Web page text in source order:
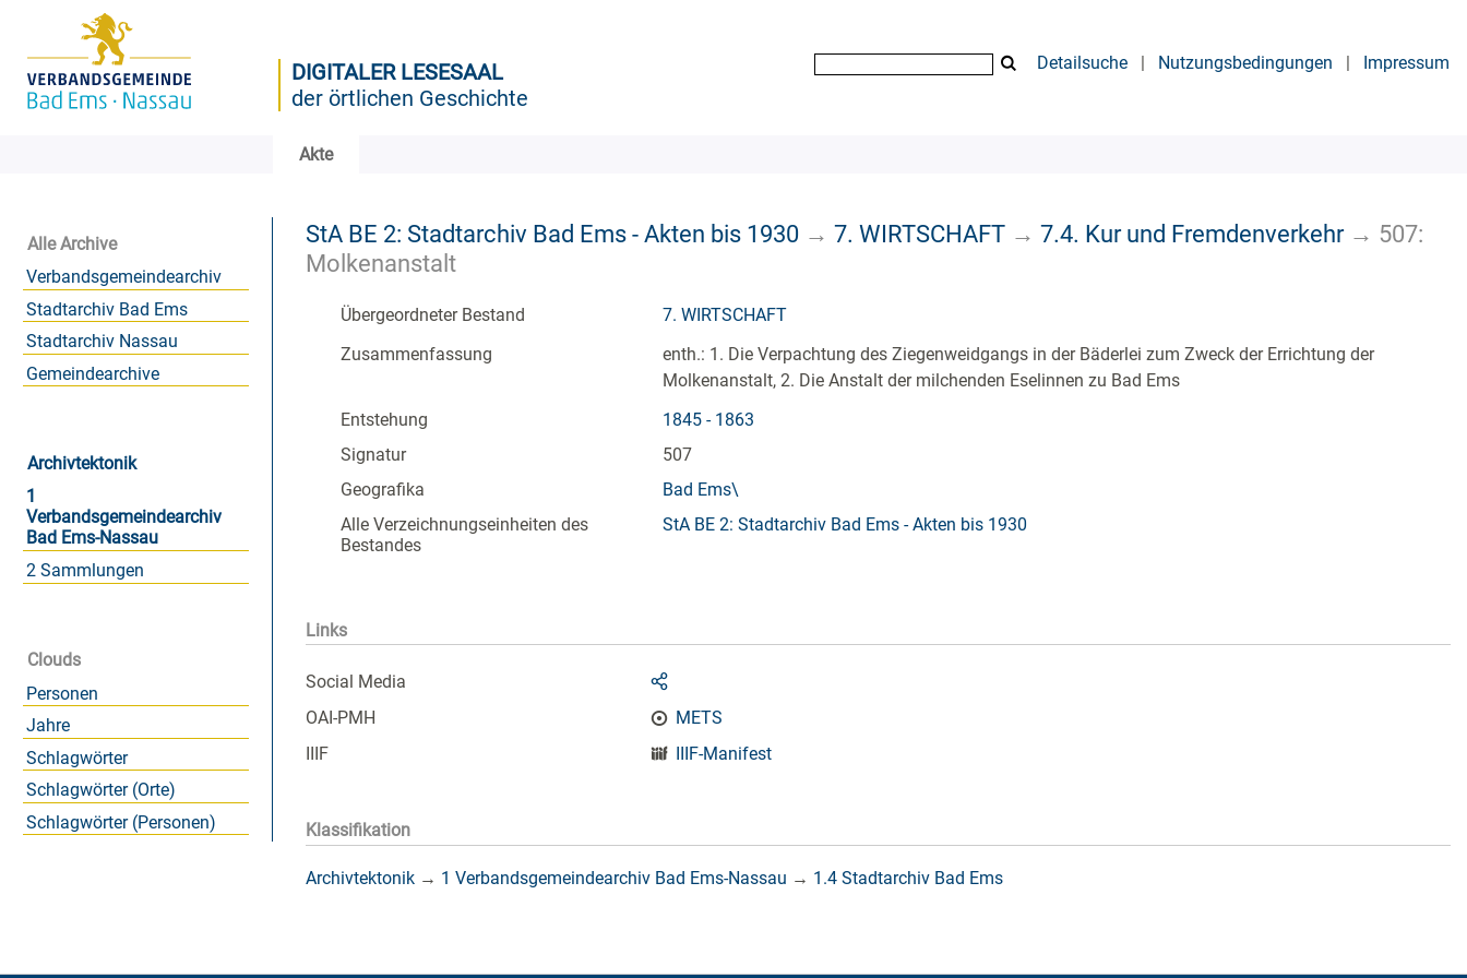
DIGITALER LESESAAL
der örtlichen Geschichte
Detailsuche | Nutzungsbedingungen | Impressum
Akte
Alle Archive
Verbandsgemeindearchiv
Stadtarchiv Bad Ems
Stadtarchiv Nassau
Gemeindearchive
Archivtektonik
1
Verbandsgemeindearchiv
Bad Ems-Nassau
2 Sammlungen
Clouds
Personen
Jahre
Schlagwörter
Schlagwörter (Orte)
Schlagwörter (Personen)
StA BE 2: Stadtarchiv Bad Ems - Akten bis 1930 → 7. WIRTSCHAFT → 7.4. Kur und Fremdenverkehr→ 507:
Molkenanstalt
Übergeordneter Bestand
7. WIRTSCHAFT
Zusammenfassung
enth.: 1. Die Verpachtung des Ziegenweidgangs in der Bäderlei zum Zweck der Errichtung der
Molkenanstalt, 2. Die Anstalt der milchenden Eselinnen zu Bad Ems
Entstehung
1845 - 1863
Signatur
507
Geografika
Bad Ems\
Alle Verzeichnungseinheiten des
Bestandes
StA BE 2: Stadtarchiv Bad Ems - Akten bis 1930
Links
Social Media
OAI-PMH
METS
IIIF
IIIF-Manifest
Klassifikation
Archivtektonik → 1 Verbandsgemeindearchiv Bad Ems-Nassau → 1.4 Stadtarchiv Bad Ems